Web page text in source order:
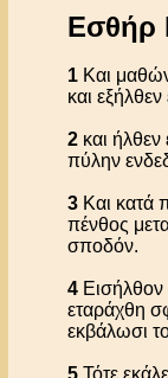
Εσθήρ
1 Και
και
2 και ήλθεν
πύλην
3 Και κατά
πένθος
σποδόν.
4 Εισήλθον
εταράχθη
εκβάλωσι
5 Τότε